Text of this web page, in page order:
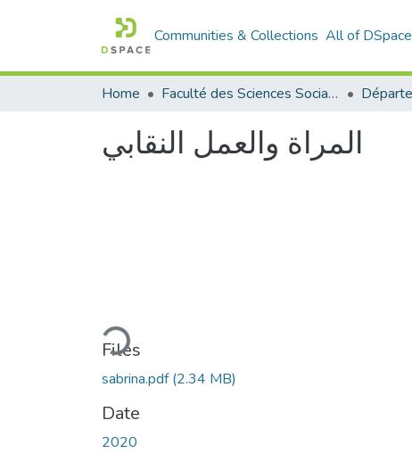
Communities & Collections All of DSpace
Home Faculté des Sciences Sociales
المراة والعمل النقابي
Loading...
Files
sabrina.pdf(2.34 MB)
Date
2020